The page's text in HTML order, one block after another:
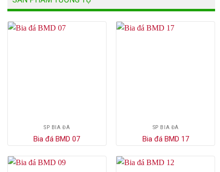
SP BIA ĐÁ
Bia đá BMD 07
SP BIA ĐÁ
Bia đá BMD 17